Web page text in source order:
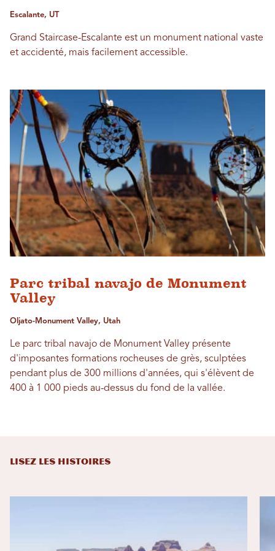
Escalante, UT
Grand Staircase-Escalante est un monument national vaste
et accidenté, mais facilement accessible.
Parc tribal navajo de Monument
Valley
Oljato-Monument Valley, Utah
Le parc tribal navajo de Monument Valley présente
d'imposantes formations rocheuses de grès, sculptées
pendant plus de 300 millions d'années, qui s'élèvent de
400 à 1 000 pieds au-dessus du fond de la vallée.
LISEZ LES HISTOIRES